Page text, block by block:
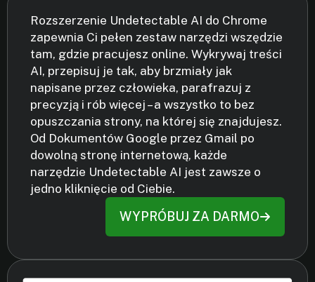
Rozszerzenie Undetectable AI do Chrome
zapewnia Ci pełen zestaw narzędzi wszędzie
tam, gdzie pracujesz online. Wykrywaj treści
AI, przepisuj je tak, aby brzmiały jak
napisane przez człowieka, parafrazuj z
precyzją i rób więcej – a wszystko to bez
opuszczania strony, na której się znajdujesz.
Od Dokumentów Google przez Gmail po
dowolną stronę internetową, każde
narzędzie Undetectable AI jest zawsze o
jedno kliknięcie od Ciebie.
WYPRÓBUJ ZA DARMO